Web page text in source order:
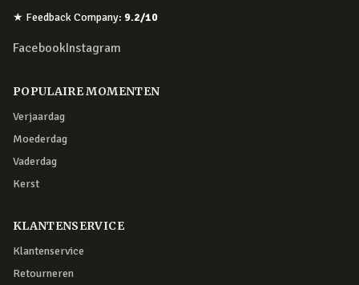
★ Feedback Company: 9.2/10
FacebookInstagram
POPULAIRE MOMENTEN
Verjaardag
Moederdag
Vaderdag
Kerst
KLANTENSERVICE
Klantenservice
Retourneren